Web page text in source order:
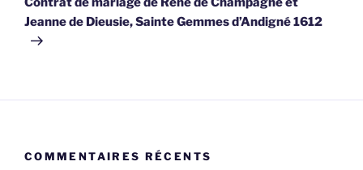
Jeanne de Dieusie, Sainte Gemmes d’Andigné 1612
COMMENTAIRES RÉCENTS